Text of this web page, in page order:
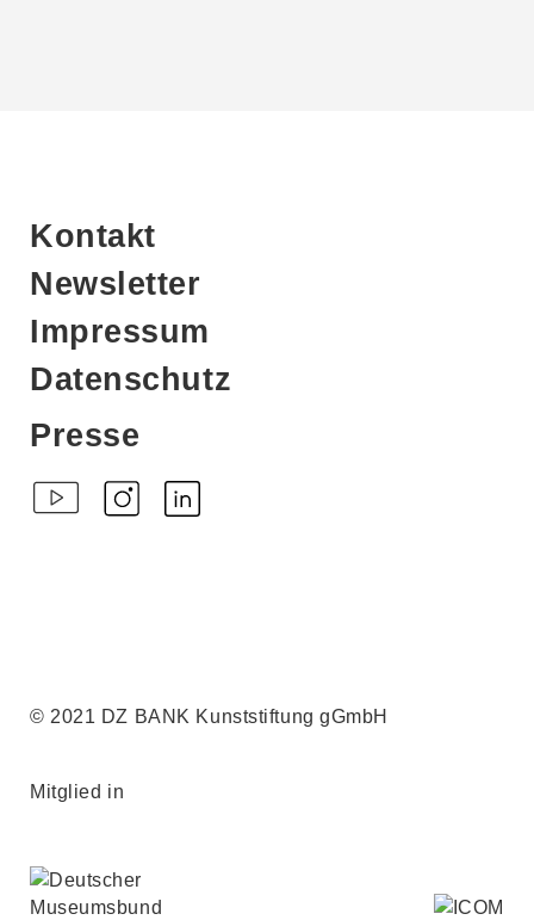
Kontakt
Newsletter
Impressum
Datenschutz
Presse
© 2021 DZ BANK Kunststiftung gGmbH
Mitglied in